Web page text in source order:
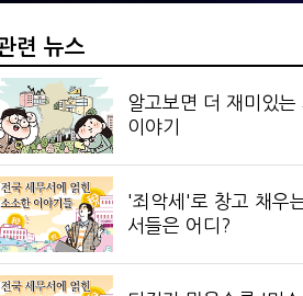
련 뉴스
알고보면 더 재미있는
이야기
'죄악세'로 창고 채우
서들은 어디?